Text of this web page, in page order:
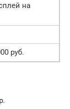
на
руб.